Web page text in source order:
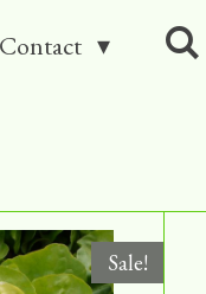
Contact
Sale!